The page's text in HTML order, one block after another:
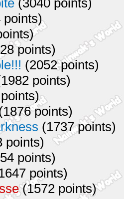
(3040 points)
points)
(2052 points)
points)
points)
(1737 points)
points)
points)
points)
(1572 points)